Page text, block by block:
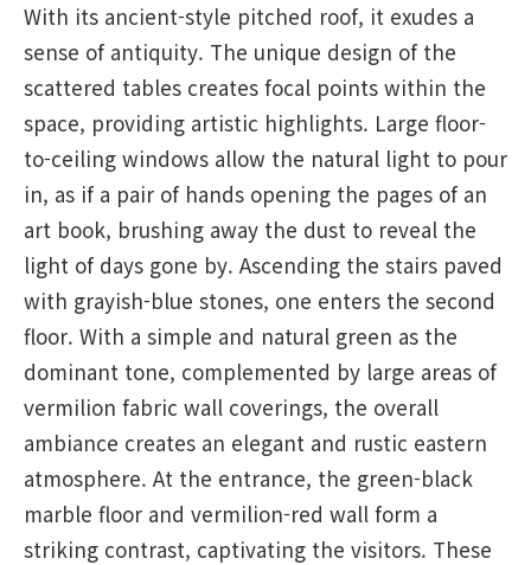
With its ancient-style pitched roof, it exudes a
sense of antiquity. The unique design of the
scattered tables creates focal points within the
space, providing artistic highlights. Large floor-
to-ceiling windows allow the natural light to pour
in, as if a pair of hands opening the pages of an
art book, brushing away the dust to reveal the
light of days gone by. Ascending the stairs paved
with grayish-blue stones, one enters the second
floor. With a simple and natural green as the
dominant tone, complemented by large areas of
vermilion fabric wall coverings, the overall
ambiance creates an elegant and rustic eastern
atmosphere. At the entrance, the green-black
marble floor and vermilion-red wall form a
striking contrast, captivating the visitors. These